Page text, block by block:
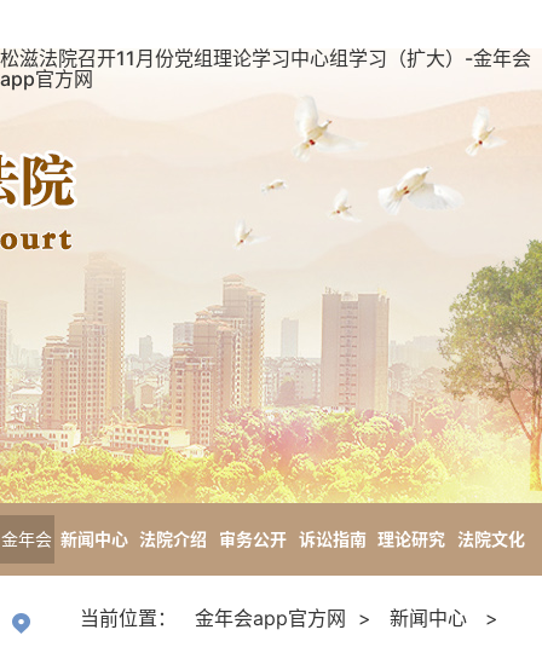
松滋法院召开11月份党组理论学习中心组学习（扩大）-金年会
app官方网
金年会
方网
新闻中心 法院介绍 审务公开 诉讼指南 理论研究 法院文化
当前位置： 金年会app官方网 > 新闻中心 >